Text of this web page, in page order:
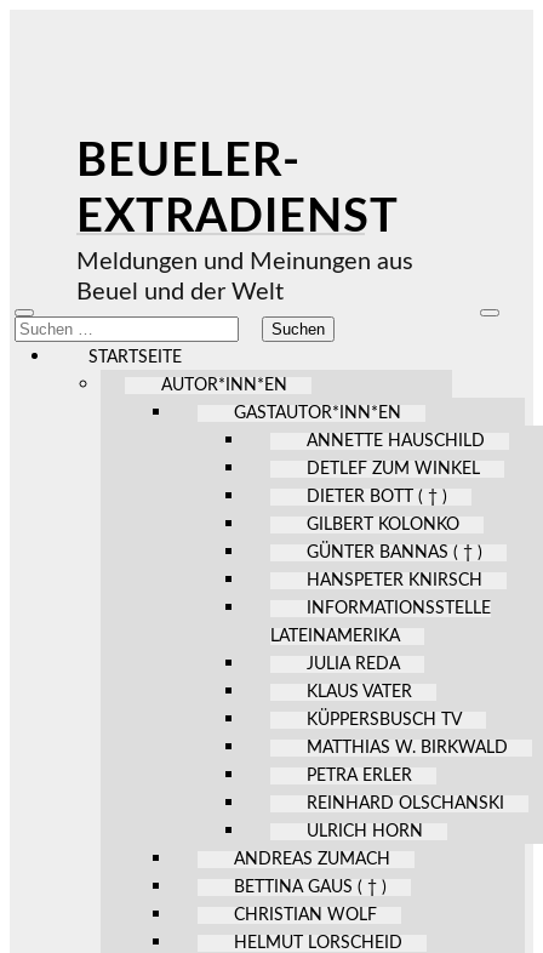
BEUELER-
EXTRADIENST
Meldungen und Meinungen aus
Beuel und der Welt
Mobile-
Menü
ein-/ausblenden
Suchen
nach:
STARTSEITE
AUTOR*INN*EN
GASTAUTOR*INN*EN
ANNETTE HAUSCHILD
DETLEF ZUM WINKEL
DIETER BOTT ( † )
GILBERT KOLONKO
GÜNTER BANNAS ( † )
HANSPETER KNIRSCH
INFORMATIONSSTELLE
LATEINAMERIKA
JULIA REDA
KLAUS VATER
KÜPPERSBUSCH TV
MATTHIAS W. BIRKWALD
PETRA ERLER
REINHARD OLSCHANSKI
ULRICH HORN
ANDREAS ZUMACH
BETTINA GAUS ( † )
CHRISTIAN WOLF
HELMUT LORSCHEID